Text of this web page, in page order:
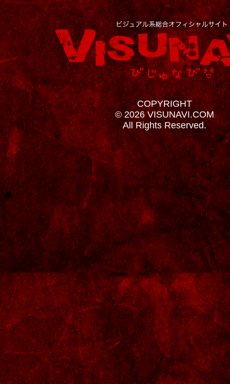
COPYRIGHT
© 2026 VISUNAVI.COM
All Rights Reserved.